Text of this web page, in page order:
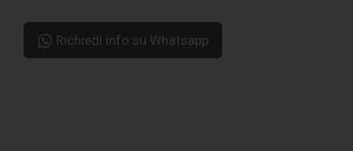
Richiedi info su Whatsapp